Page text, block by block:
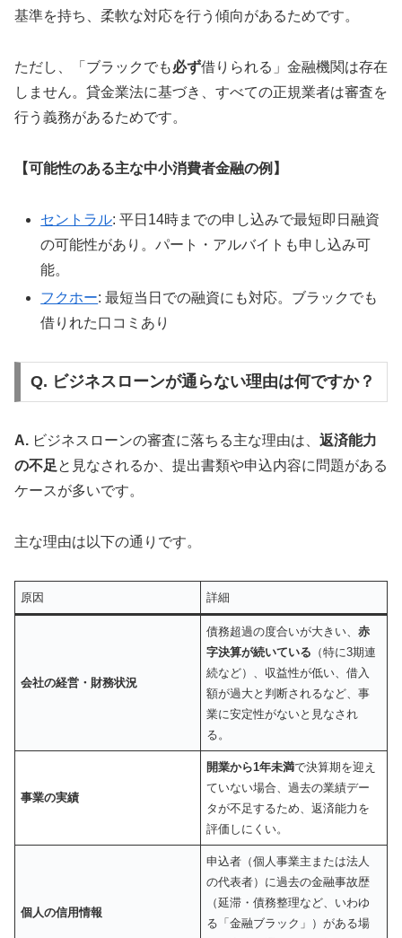
基準を持ち、柔軟な対応を行う傾向があるためです。
ただし、「ブラックでも必ず借りられる」金融機関は存在
しません。貸金業法に基づき、すべての正規業者は審査を
行う義務があるためです。
【可能性のある主な中小消費者金融の例】
セントラル: 平日14時までの申し込みで最短即日融資
の可能性があり。パート・アルバイトも申し込み可
能。
フクホー: 最短当日での融資にも対応。ブラックでも
借りれた口コミあり
Q. ビジネスローンが通らない理由は何ですか？
A. ビジネスローンの審査に落ちる主な理由は、 返済能力
の不足 と見なされるか、提出書類や申込内容に問題がある
ケースが多いです。
主な理由は以下の通りです。
原因 詳細
会社の経営・財務状況
債務超過の度合いが大きい、赤
字決算が続いている （特に3期連
続など）、収益性が低い、借入
額が過大と判断されるなど、事
業に安定性がないと見なされ
る。
事業の実績
開業から1年未満で決算期を迎え
ていない場合、過去の業績デー
タが不足するため、返済能力を
評価しにくい。
個人の信用情報
申込者（個人事業主または法人
の代表者）に過去の金融事故歴
（延滞・債務整理など、いわゆ
る「金融ブラック」）がある場